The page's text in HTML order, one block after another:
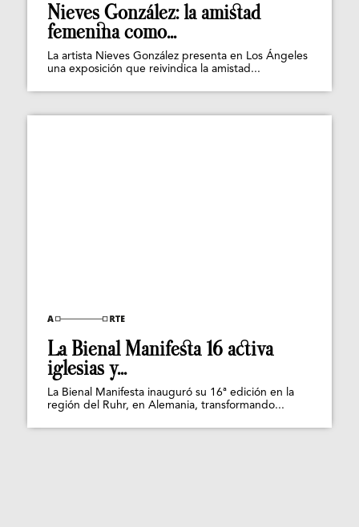
Nieves González: la amistad
femenina como...
La artista Nieves González presenta en Los Ángeles
una exposición que reivindica la amistad...
La Bienal Manifesta 16 activa
iglesias y...
La Bienal Manifesta inauguró su 16ª edición en la
región del Ruhr, en Alemania, transformando...